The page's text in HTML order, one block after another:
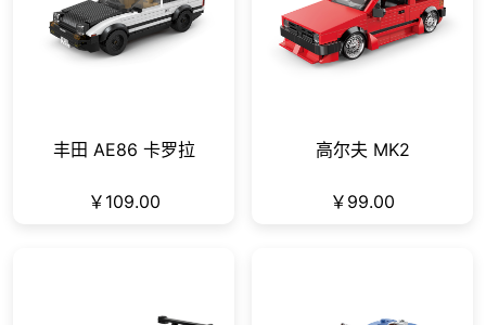
丰田 AE86 卡罗拉
￥109.00
高尔夫 MK2
￥99.00